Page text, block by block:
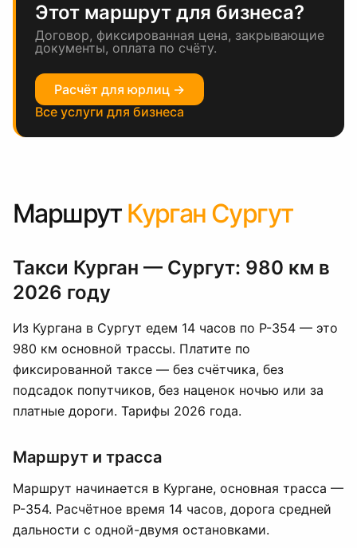
Этот маршрут для бизнеса?
Договор, фиксированная цена, закрывающие
документы, оплата по счёту.
Расчёт для юрлиц →
Все услуги для бизнеса
Маршрут Курган Сургут
Такси Курган — Сургут: 980 км в
2026 году
Из Кургана в Сургут едем 14 часов по Р-354 — это
980 км основной трассы. Платите по
фиксированной таксе — без счётчика, без
подсадок попутчиков, без наценок ночью или за
платные дороги. Тарифы 2026 года.
Маршрут и трасса
Маршрут начинается в Кургане, основная трасса —
Р-354. Расчётное время 14 часов, дорога средней
дальности с одной-двумя остановками.